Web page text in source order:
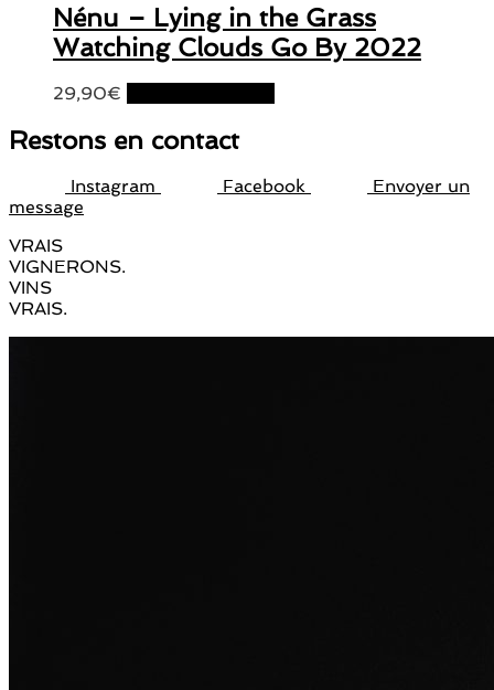
Nénu – Lying in the Grass
Watching Clouds Go By 2022
29,90€
Restons en contact
Instagram Facebook
Envoyer un
message
VRAIS
VIGNERONS.
VINS
VRAIS.